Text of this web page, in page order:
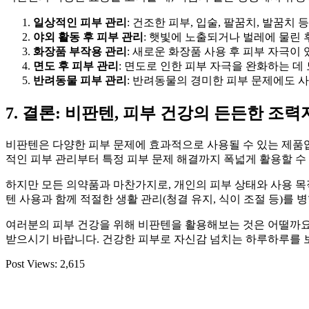
일상적인 피부 관리 : 건조한 피부, 입술, 팔꿈치, 발꿈치
야외 활동 후 피부 관리 : 햇빛에 노출되거나 벌레에 물린
화장품 부작용 관리 : 새로운 화장품 사용 후 피부 자극이
면도 후 피부 관리 : 면도로 인한 피부 자극을 완화하는 데
반려동물 피부 관리 : 반려동물의 경미한 피부 문제에도
7. 결론: 비판텐, 피부 건강의 든든한 조력
비판텐은 다양한 피부 문제에 효과적으로 사용될 수 있는 제
적인 피부 관리부터 특정 피부 문제 해결까지 폭넓게 활용할
하지만 모든 의약품과 마찬가지로, 개인의 피부 상태와 사용
텐 사용과 함께 적절한 생활 관리(청결 유지, 식이 조절 등)를
여러분의 피부 건강을 위해 비판텐을 활용해보는 것은 어떨
받으시기 바랍니다. 건강한 피부로 자신감 넘치는 하루하루를
Post Views: 2,615